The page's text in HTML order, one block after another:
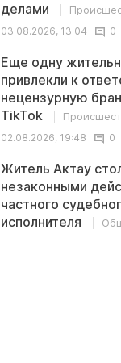
делами
03.08.2026, 13:04
0
Еще одну
привлекли к
нецензурную
TikTok
02.08.2026, 19:48
0
Житель Актау
незаконными
частного
исполнителя